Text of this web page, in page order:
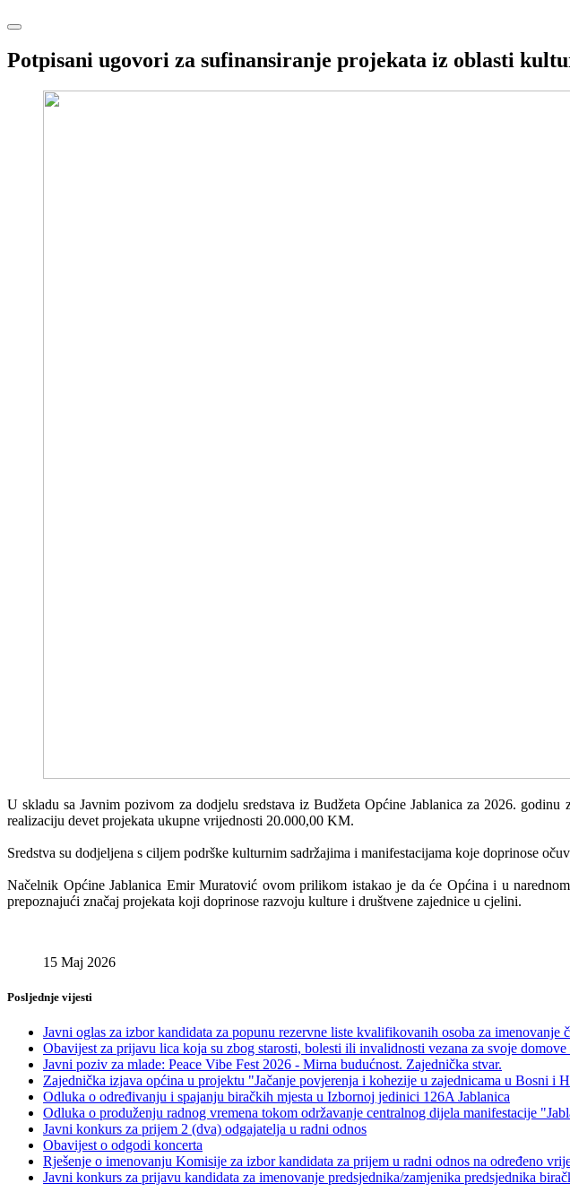
Potpisani ugovori za sufinansiranje projekata iz oblasti
U skladu sa Javnim pozivom za dodjelu sredstava iz Budžeta Općine Jablanica za 2026.
realizaciju devet projekata ukupne vrijednosti 20.000,00 KM.
Sredstva su dodjeljena s ciljem podrške kulturnim sadržajima i manifestacijama koje doprinose
Načelnik Općine Jablanica Emir Muratović ovom prilikom istakao je da će Općina i u
prepoznajući značaj projekata koji doprinose razvoju kulture i društvene zajednice u cjelini.
15 Maj 2026
Posljednje vijesti
Javni oglas za izbor kandidata za popunu rezervne liste kvalifikovanih osoba za
Obavijest za prijavu lica koja su zbog starosti, bolesti ili invalidnosti vezana za svoje
Javni poziv za mlade: Peace Vibe Fest 2026 - Mirna budućnost. Zajednička stvar.
Zajednička izjava općina u projektu "Jačanje povjerenja i kohezije u zajednicama u Bosni i
Odluka o određivanju i spajanju biračkih mjesta u Izbornoj jedinici 126A Jablanica
Odluka o produženju radnog vremena tokom održavanje centralnog dijela manifestacije
Javni konkurs za prijem 2 (dva) odgajatelja u radni odnos
Obavijest o odgodi koncerta
Rješenje o imenovanju Komisije za izbor kandidata za prijem u radni odnos na određeno
Javni konkurs za prijavu kandidata za imenovanje predsjednika/zamjenika predsjednika